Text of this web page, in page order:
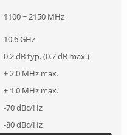
1100 ~ 2150 MHz
10.6 GHz
0.2 dB typ. (0.7 dB max.)
± 2.0 MHz max.
± 1.0 MHz max.
-70 dBc/Hz
-80 dBc/Hz